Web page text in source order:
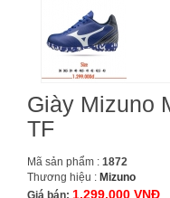
Giày Mizuno
TF
Mã sản phẩm : 1872
Thương hiệu : Mizuno
Giá bán: 1,299,000 VNĐ